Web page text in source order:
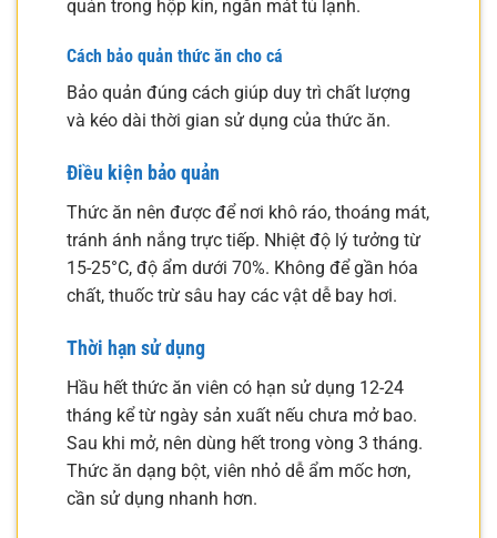
quản trong hộp kín, ngăn mát tủ lạnh.
Cách bảo quản thức ăn cho cá
Bảo quản đúng cách giúp duy trì chất lượng
và kéo dài thời gian sử dụng của thức ăn.
Điều kiện bảo quản
Thức ăn nên được để nơi khô ráo, thoáng mát,
tránh ánh nắng trực tiếp. Nhiệt độ lý tưởng từ
15-25°C, độ ẩm dưới 70%. Không để gần hóa
chất, thuốc trừ sâu hay các vật dễ bay hơi.
Thời hạn sử dụng
Hầu hết thức ăn viên có hạn sử dụng 12-24
tháng kể từ ngày sản xuất nếu chưa mở bao.
Sau khi mở, nên dùng hết trong vòng 3 tháng.
Thức ăn dạng bột, viên nhỏ dễ ẩm mốc hơn,
cần sử dụng nhanh hơn.